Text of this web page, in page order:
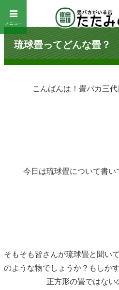
琉球畳ってどんな畳？
こんばんは！畳バカ三
今日は琉球畳について書い
そもそも皆さんが琉球畳と聞い
のような物でしょうか？もしか
正方形の畳ではない
メニュー